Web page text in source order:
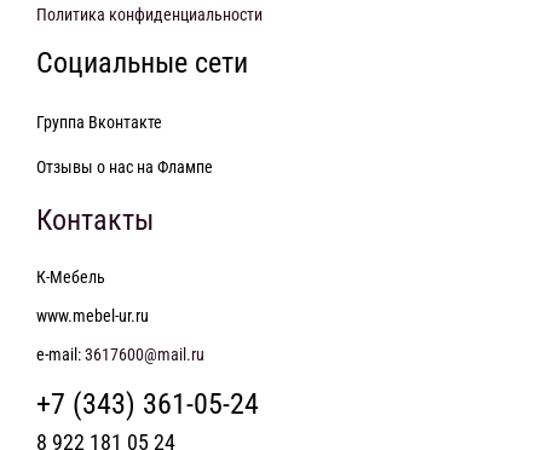
Политика конфиденциальности
Социальные сети
Группа Вконтакте
Отзывы о нас на Флампе
Контакты
К-Мебель
www.mebel-ur.ru
e-mail:3617600@mail.ru
+7 (343) 361-05-24
8 922 181 05 24